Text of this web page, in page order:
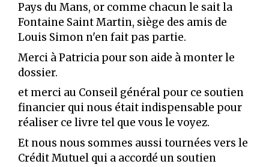
Pays du Mans, or comme chacun le sait la
Fontaine Saint Martin, siège des amis de
Louis Simon n'en fait pas partie.
Merci à Patricia pour son aide à monter le
dossier.
et merci au Conseil général pour ce soutien
financier qui nous était indispensable pour
réaliser ce livre tel que vous le voyez.
Et nous nous sommes aussi tournées vers le
Crédit Mutuel qui a accordé un soutien